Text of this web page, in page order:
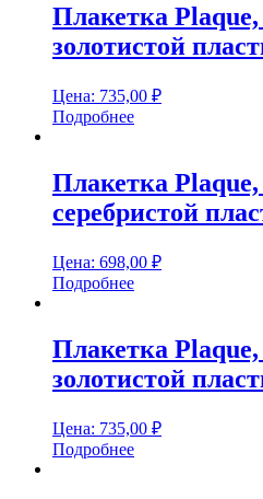
Плакетка Plaque,
золотистой
Цена: 735,00 ₽
Подробнее
Плакетка Plaque,
серебристой
Цена: 698,00 ₽
Подробнее
Плакетка
золотистой
Цена: 735,00 ₽
Подробнее